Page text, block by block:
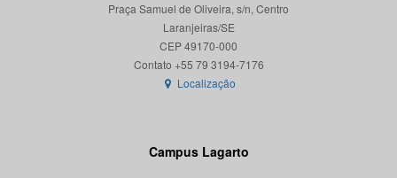
Praça Samuel de Oliveira, s/n, Centro
Laranjeiras/SE
CEP 49170-000
Localização
Campus Lagarto